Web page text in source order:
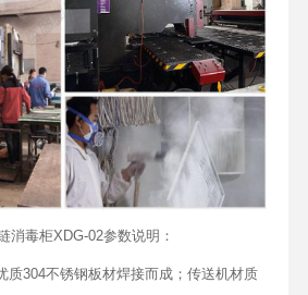
消毒柜XDG-02参数说明：
质304不锈钢板材焊接而成；传送机材质